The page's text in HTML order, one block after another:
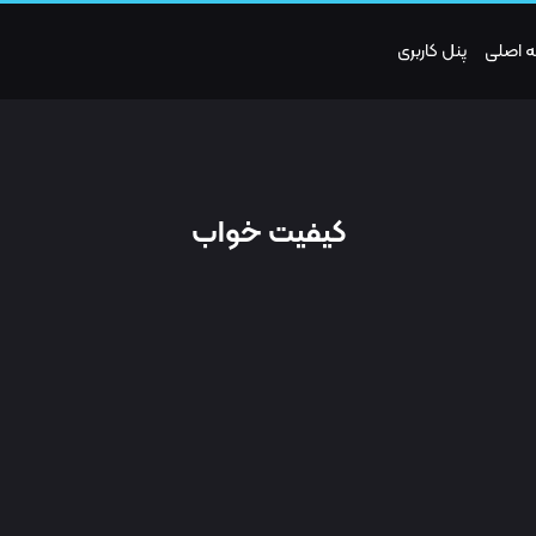
اصلی پنل کاربری
کیفیت خواب